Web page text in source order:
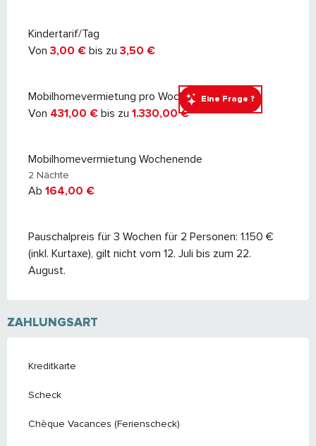
Eine Frage ?
Kindertarif/Tag
Von 3,00 € bis zu 3,50 €
Mobilhomevermietung pro Woche
Von 431,00 € bis zu 1.330,00 €
Mobilhomevermietung Wochenende
2 Nächte
Ab 164,00 €
Pauschalpreis für 3 Wochen für 2 Personen: 1.150 €
(inkl. Kurtaxe), gilt nicht vom 12. Juli bis zum 22.
August.
ZAHLUNGSART
Kreditkarte
Scheck
Chèque Vacances (Ferienscheck)